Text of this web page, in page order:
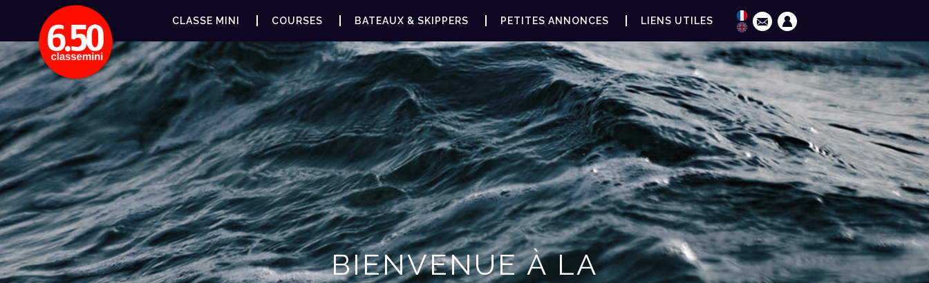
CLASSE MINI COURSES BATEAUX & SKIPPERS PETITES ANNONCES LIENS UTILES
BIENVENUE À LA